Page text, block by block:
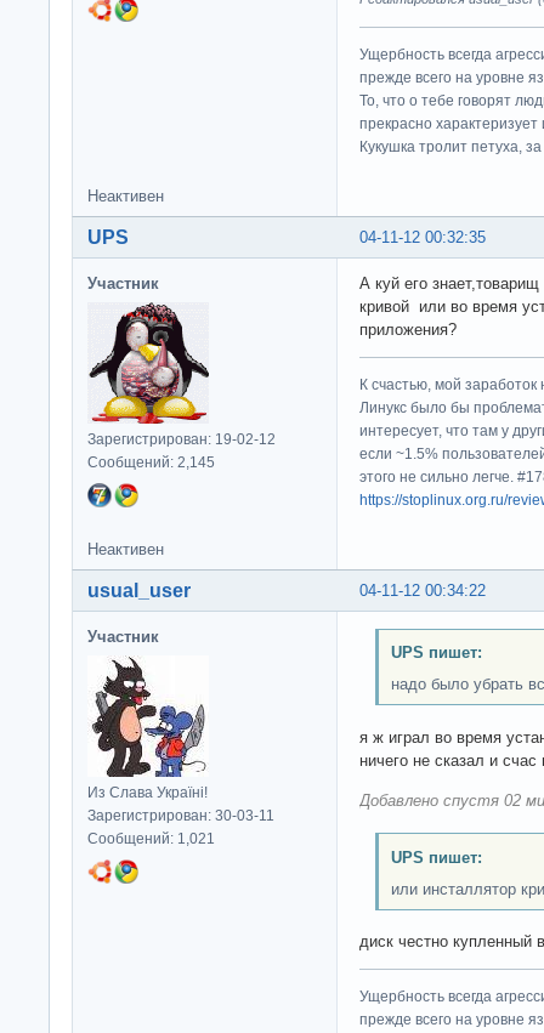
Ущербность всегда
прежде всего на уровне
То, что о тебе говорят
прекрасно характеризует
Кукушка тролит петуха,
Неактивен
04-11-12 00:32:35
UPS
Участник
Зарегистрирован: 19-02-12
Сообщений: 2,145
А куй его
кривой или во время
приложения?
К счастью, мой
Линукс было бы
интересует, что там у
если ~1.5%
этого не сильно легче.
https://stoplinux.org.ru/
Неактивен
04-11-12 00:34:22
usual_user
Участник
Из Слава Україні!
Зарегистрирован: 30-03-11
Сообщений: 1,021
UPS пишет:
надо было убрать
я ж играл во время
ничего не сказал и
Добавлено спустя 02
UPS пишет:
или инсталлятор
диск честно купленный
Ущербность всегда
прежде всего на уровне